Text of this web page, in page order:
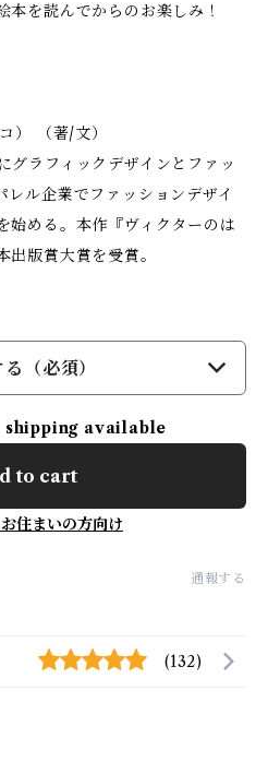
本を読んでからのお楽しみ！
） （著/文）
グラフィックデザインとファッ
レル企業でファッションデザイ
始める。本作『ヴィクターのは
版賞大賞を受賞。
（必須）
available
to cart
住まいの方向け
通報する
(132)